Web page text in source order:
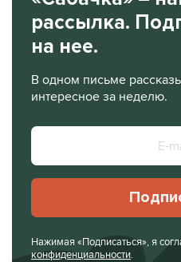
рассылка.
на нее.
В одном письме
интересное за неделю.
Нажимая «Подписаться», я
конфиденциальности.